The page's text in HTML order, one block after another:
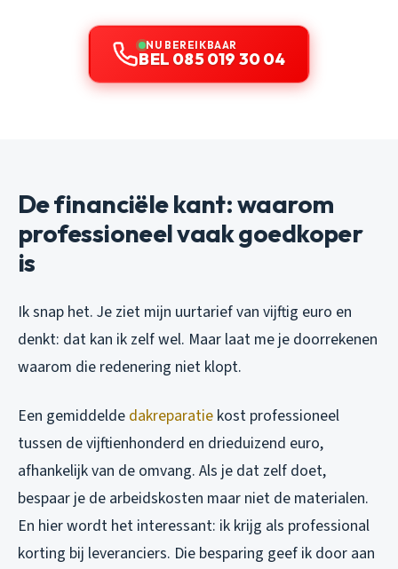
NU BEREIKBAAR
BEL 085 019 30 04
De financiële kant: waarom
professioneel vaak goedkoper
is
Ik snap het. Je ziet mijn uurtarief van vijftig euro en
denkt: dat kan ik zelf wel. Maar laat me je doorrekenen
waarom die redenering niet klopt.
Een gemiddelde dakreparatie kost professioneel
tussen de vijftienhonderd en drieduizend euro,
afhankelijk van de omvang. Als je dat zelf doet,
bespaar je de arbeidskosten maar niet de materialen.
En hier wordt het interessant: ik krijg als professional
korting bij leveranciers. Die besparing geef ik door aan